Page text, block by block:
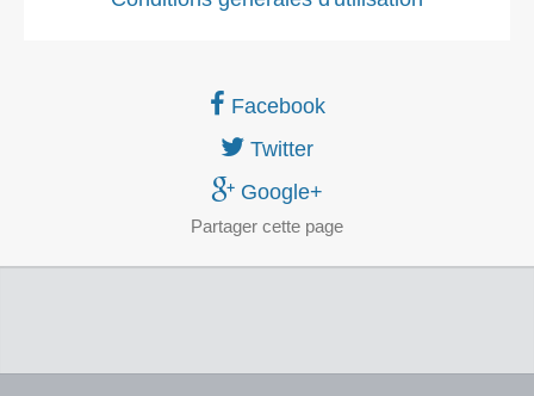
Facebook
Twitter
Google+
Partager cette page